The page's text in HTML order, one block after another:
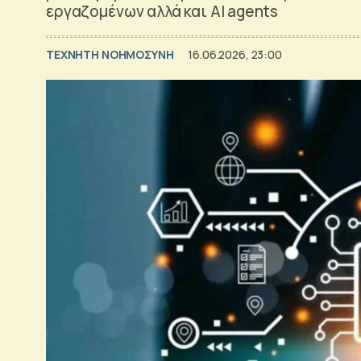
εργαζομένων αλλά και AI agents
TΕΧΝΗΤΗ ΝΟΗΜΟΣΥΝΗ 16.06.2026, 23:00